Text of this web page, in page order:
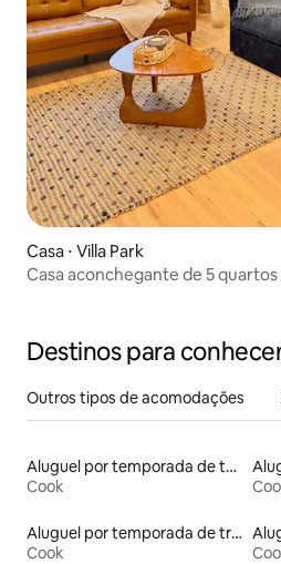
Casa ⋅ Villa Park
Casa aconchegante de 5
Destinos para
Outros tipos de acomodações
Aluguel por temporada de townhouses
Cook
Aluguel por temporada de trailers
Cook